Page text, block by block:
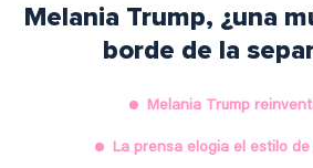
Melania Trump, ¿una
borde de la
Melania Trump
La prensa elogia el estilo de